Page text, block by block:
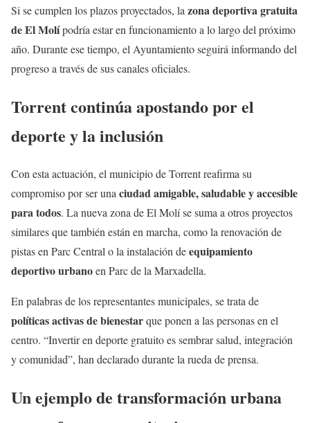
Si se cumplen los plazos proyectados, lazona deportiva gratuita
de El Molípodría estar en funcionamiento a lo largo del próximo
año. Durante ese tiempo, el Ayuntamiento seguirá informando del
progreso a través de sus canales oficiales.
Torrent continúa apostando por el
deporte y la inclusión
Con esta actuación, el municipio de Torrent reafirma su
compromiso por ser unaciudad amigable, saludable y accesible
para todos. La nueva zona de El Molí se suma a otros proyectos
similares que también están en marcha, como la renovación de
pistas en Parc Central o la instalación deequipamiento
deportivo urbanoen Parc de la Marxadella.
En palabras de los representantes municipales, se trata de
políticas activas de bienestarque ponen a las personas en el
centro. “Invertir en deporte gratuito es sembrar salud, integración
y comunidad”, han declarado durante la rueda de prensa.
Un ejemplo de transformación urbana